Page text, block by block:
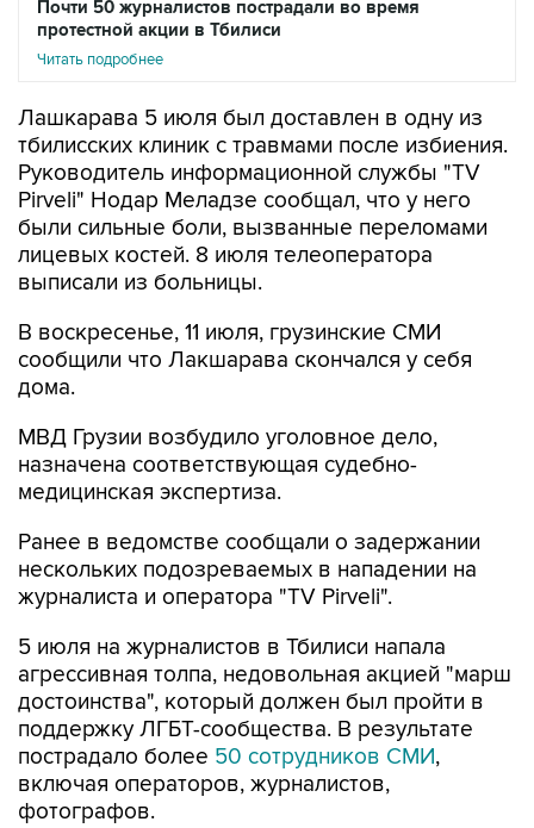
Почти 50 журналистов пострадали во время
протестной акции в Тбилиси
Читать подробнее
Лашкарава 5 июля был доставлен в одну из
тбилисских клиник с травмами после избиения.
Руководитель информационной службы "TV
Pirveli" Нодар Меладзе сообщал, что у него
были сильные боли, вызванные переломами
лицевых костей. 8 июля телеоператора
выписали из больницы.
В воскресенье, 11 июля, грузинские СМИ
сообщили что Лакшарава скончался у себя
дома.
МВД Грузии возбудило уголовное дело,
назначена соответствующая судебно-
медицинская экспертиза.
Ранее в ведомстве сообщали о задержании
нескольких подозреваемых в нападении на
журналиста и оператора "TV Pirveli".
5 июля на журналистов в Тбилиси напала
агрессивная толпа, недовольная акцией "марш
достоинства", который должен был пройти в
поддержку ЛГБТ-сообщества. В результате
пострадало более 50 сотрудников СМИ,
включая операторов, журналистов,
фотографов.